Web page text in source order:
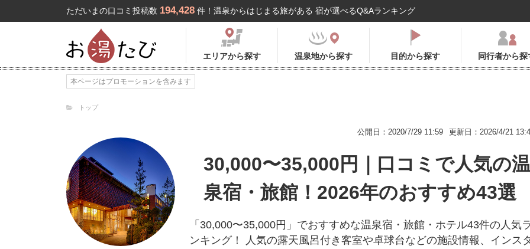
ただいまの口コミ投稿数 194,428 件！温泉からはじまる旅がある 宿が選べるQ&Aランキング
エリアから探す 温泉地から探す 目的から探す 同行者から探
本ページはプロモーションを含みます
トップ
公開日：2020/7/29 11:59 更新日：2026/4/21
30,000〜35,000円｜口コミで人気の温
泉宿・旅館！2026年のおすすめ43選
「30,000〜35,000円」でおすすめな温泉宿・旅館・ホテル43件の人気
ンキング！ 人気の露天風呂付き客室や卓球台などの施設情報、インス